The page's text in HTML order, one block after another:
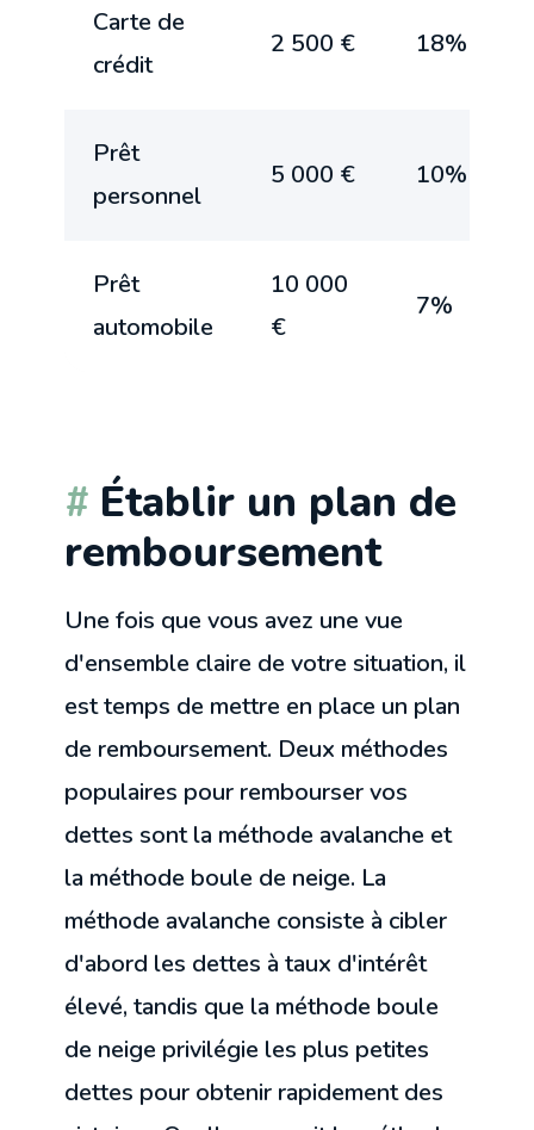
Carte de
crédit
2 500 € 18%
Prêt
personnel
5 000 € 10%
Prêt
automobile
10 000
€
7%
Établir un plan de
remboursement
Une fois que vous avez une vue
d'ensemble claire de votre situation, il
est temps de mettre en place un plan
de remboursement. Deux méthodes
populaires pour rembourser vos
dettes sont la méthode avalanche et
la méthode boule de neige. La
méthode avalanche consiste à cibler
d'abord les dettes à taux d'intérêt
élevé, tandis que la méthode boule
de neige privilégie les plus petites
dettes pour obtenir rapidement des